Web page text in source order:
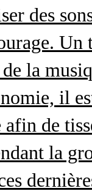
des
la
il
afin de
la